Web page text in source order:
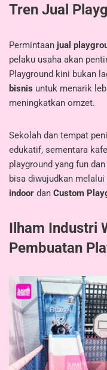
Tren Jual
Permintaan jual
pelaku usaha akan
Playground kini bukan
bisnis untuk menarik
meningkatkan omzet.
Sekolah dan tempat
edukatif, sementara
playground yang fun
bisa diwujudkan melalui
indoor dan Custom
Ilham Industri
Pembuatan